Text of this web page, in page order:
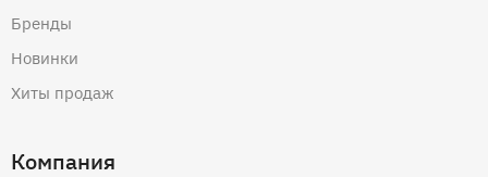
Бренды
Новинки
Хиты продаж
Компания